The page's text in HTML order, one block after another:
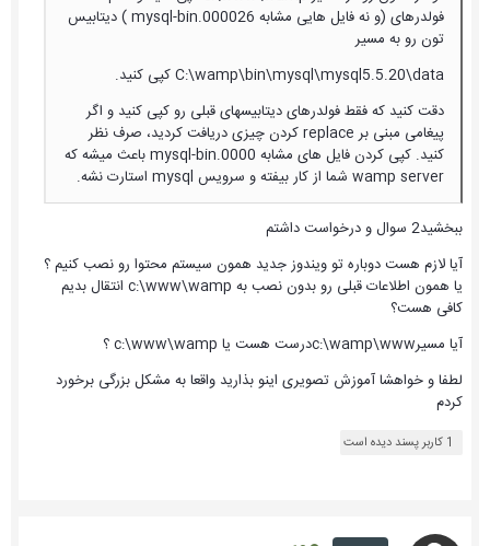
فولدرهای (و نه فایل هایی مشابه mysql-bin.000026 ) دیتابیس
تون رو به مسیر
C:\wamp\bin\mysql\mysql5.5.20\data کپی کنید.
دقت کنید که فقط فولدرهای دیتابیسهای قبلی رو کپی کنید و اگر
پیغامی مبنی بر replace کردن چیزی دریافت کردید، صرف نظر
کنید. کپی کردن فایل های مشابه mysql-bin.0000 باعث میشه که
wamp server شما از کار بیفته و سرویس mysql استارت نشه.
ببخشید2 سوال و درخواست داشتم
آیا لازم هست دوباره تو ویندوز جدید همون سیستم محتوا رو نصب کنیم ؟
یا همون اطلاعات قبلی رو بدون نصب به c:\www\wamp انتقال بدیم
کافی هست؟
آیا مسیرc:\wamp\wwwدرست هست یا c:\www\wamp ؟
لطفا و خواهشا آموزش تصویری اینو بذارید واقعا به مشکل بزرگی برخورد
کردم
1 کاربر پسند دیده است